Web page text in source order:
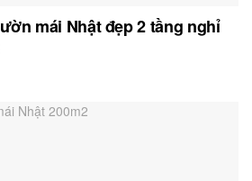
mái Nhật đẹp 2 tầng nghỉ